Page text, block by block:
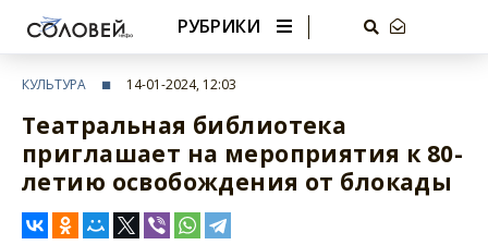
РУБРИКИ
КУЛЬТУРА 14-01-2024, 12:03
Театральная библиотека
приглашает на мероприятия к 80-
летию освобождения от блокады